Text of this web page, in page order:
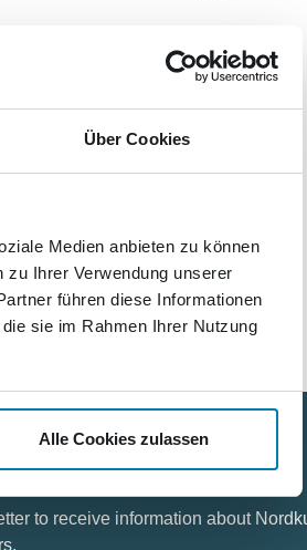
Über Cookies
Medien anbieten zu können
zu Ihrer Verwendung unserer
führen diese Informationen
sie im Rahmen Ihrer Nutzung
Alle Cookies zulassen
Projekt: Im Auftrag des
in Minneapolis im US-
to receive information about